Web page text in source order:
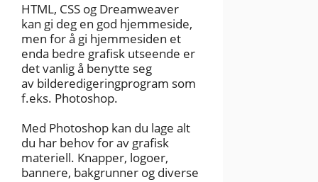
HTML, CSS og Dreamweaver
kan gi deg en god hjemmeside,
men for å gi hjemmesiden et
enda bedre grafisk utseende er
det vanlig å benytte seg
av bilderedigeringprogram som
f.eks. Photoshop.
Med Photoshop kan du lage alt
du har behov for av grafisk
materiell. Knapper, logoer,
bannere, bakgrunner og diverse